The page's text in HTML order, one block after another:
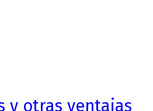
y otras ventajas